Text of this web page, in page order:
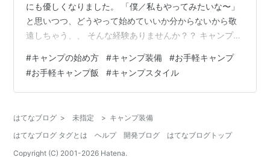
にも優しくなりました。 「僕／私もやってみたいな〜」
と思いつつ、どうやって始めていいか分からないから敬
遠しちゃう、、 そんな経験ありませんか？？ キャンプに
長で！』くらいの気持ちで全然大丈夫です。 最初から
YouTubeや雑誌で紹介されてる様なスタイルでやろうと
すると気疲れしちゃいますからね。 それぞれのペースで
帰りのキャンプなら次のアイテムだけでも成立しちゃい
ます。 ■お手柄デイキャン装備 …
#キャンプの始め方 #キャンプ装備 #お手軽キャンプ
#お手軽キャンプ飯 #キャンプスタイル
はてなブログ > 未指定 > キャンプ装備
はてなブログ タグとは
ヘルプ 開発ブログ
はてなブログトップ
Copyright (C) 2001-2026 Hatena.